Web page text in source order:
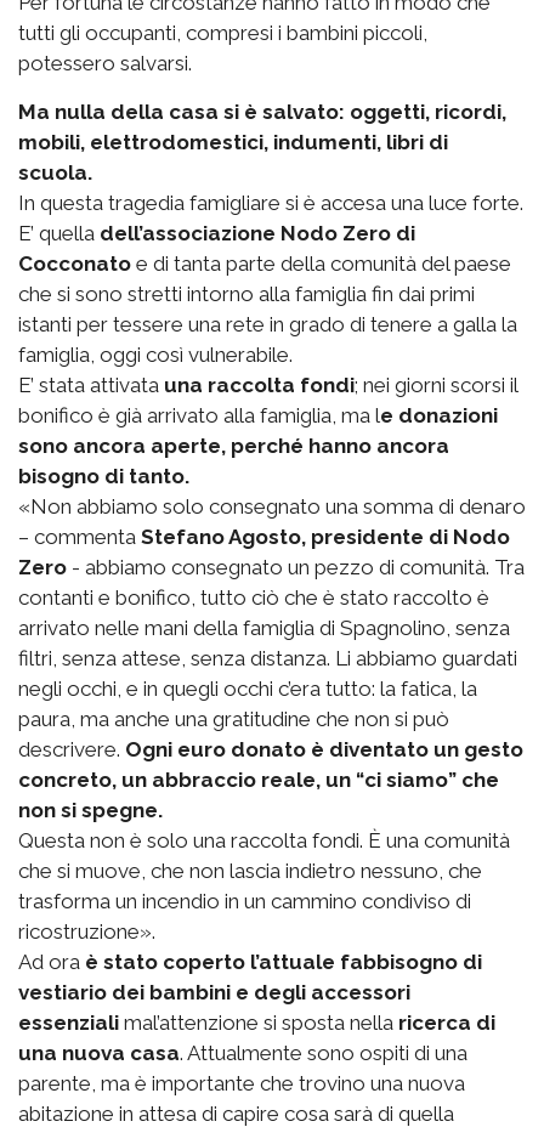
tutti gli occupanti, compresi i bambini piccoli,
potessero salvarsi.
Ma nulla della casa si è salvato: oggetti, ricordi,
mobili, elettrodomestici, indumenti, libri di
scuola.
In questa tragedia famigliare si è accesa una luce forte.
E’ quella dell’associazione Nodo Zero di
Cocconato e di tanta parte della comunità del paese
che si sono stretti intorno alla famiglia fin dai primi
istanti per tessere una rete in grado di tenere a galla la
famiglia, oggi così vulnerabile.
E’ stata attivata una raccolta fondi; nei giorni scorsi il
bonifico è già arrivato alla famiglia, ma le donazioni
sono ancora aperte, perché hanno ancora
bisogno di tanto.
«Non abbiamo solo consegnato una somma di denaro
– commenta Stefano Agosto, presidente di Nodo
Zero - abbiamo consegnato un pezzo di comunità. Tra
contanti e bonifico, tutto ciò che è stato raccolto è
arrivato nelle mani della famiglia di Spagnolino, senza
filtri, senza attese, senza distanza. Li abbiamo guardati
negli occhi, e in quegli occhi c’era tutto: la fatica, la
paura, ma anche una gratitudine che non si può
descrivere. Ogni euro donato è diventato un gesto
concreto, un abbraccio reale, un “ci siamo” che
non si spegne.
Questa non è solo una raccolta fondi. È una comunità
che si muove, che non lascia indietro nessuno, che
trasforma un incendio in un cammino condiviso di
ricostruzione».
Ad ora è stato coperto l’attuale fabbisogno di
vestiario dei bambini e degli accessori
essenziali mal’attenzione si sposta nella ricerca di
una nuova casa. Attualmente sono ospiti di una
parente, ma è importante che trovino una nuova
abitazione in attesa di capire cosa sarà di quella